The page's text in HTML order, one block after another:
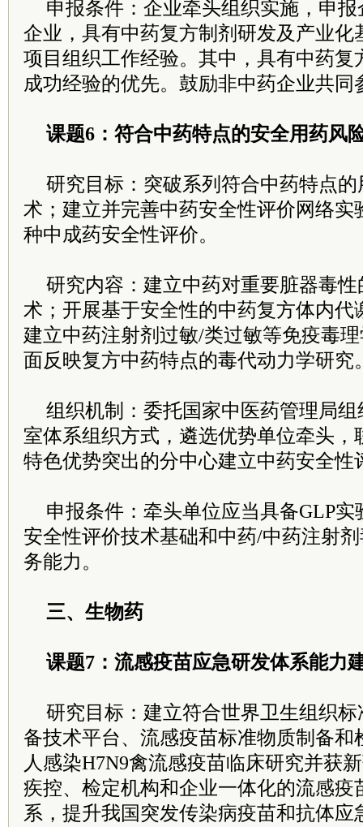
申报条件：企业牵头组织实施，申
企业，具有中药复方制剂研发及产业化
项目组织工作经验。其中，具有中药复
成功经验的优先。鼓励非中药企业共同
课题6：符合中药特点的安全用药风
研究目标：突破系列符合中药特点
术；建立并完善中药安全性评价网络实
种中成药安全性评价。
研究内容：建立中药对重要脏器毒
术；开展基于安全性的中药复方体内代
建立中药注射剂过敏/类过敏等免疫毒
面反映复方中药特点的毒代动力学研究
组织机制：委托国家中医药管理局
室体系组织方式，遴选优势单位牵头，
特色优势突出的分中心建立中药安全性
申报条件：牵头单位应当具备GLP
安全性评价技术基础和中药/中药注射
务能力。
三、生物药
课题7：流感疫苗应急研发体系能力
研究目标：建立符合世界卫生组织
备技术平台、流感疫苗标准物质制备和
人感染H7N9禽流感疫苗临床研究并获
疾控、检定机构和企业一体化的流感疫
系，提升我国突发传染病疫苗和抗体应